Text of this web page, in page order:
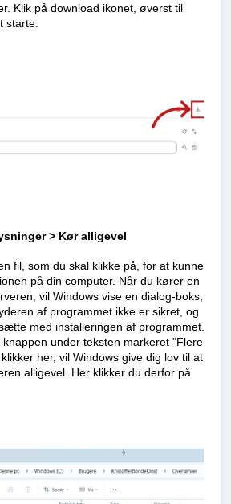
Klik på download ikonet, øverst til
starte.
> Kør alligevel
fil, som du skal klikke på, for at kunne
på din computer. Når du kører en
vil Windows vise en dialog-boks,
af programmet ikke er sikret, og
med installeringen af programmet.
knappen under teksten markeret "Flere
her, vil Windows give dig lov til at
alligevel. Her klikker du derfor på